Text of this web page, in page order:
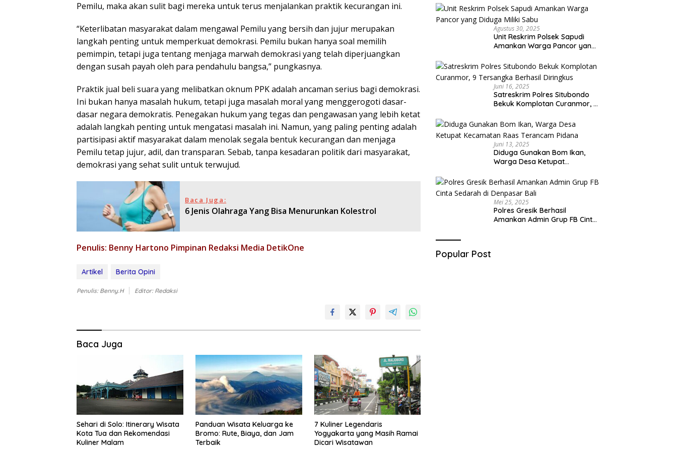
Pemilu, maka akan sulit bagi mereka untuk terus menjalankan praktik kecurangan ini.
“Keterlibatan masyarakat dalam mengawal Pemilu yang bersih dan jujur merupakan
langkah penting untuk memperkuat demokrasi. Pemilu bukan hanya soal memilih
pemimpin, tetapi juga tentang menjaga marwah demokrasi yang telah diperjuangkan
dengan susah payah oleh para pendahulu bangsa,” pungkasnya.
Praktik jual beli suara yang melibatkan oknum PPK adalah ancaman serius bagi demokrasi.
Ini bukan hanya masalah hukum, tetapi juga masalah moral yang menggerogoti dasar-
dasar negara demokratis. Penegakan hukum yang tegas dan pengawasan yang lebih ketat
adalah langkah penting untuk mengatasi masalah ini. Namun, yang paling penting adalah
partisipasi aktif masyarakat dalam menolak segala bentuk kecurangan dan menjaga
Pemilu tetap jujur, adil, dan transparan. Sebab, tanpa kesadaran politik dari masyarakat,
demokrasi yang sehat sulit untuk terwujud.
Baca Juga:
6 Jenis Olahraga Yang Bisa Menurunkan Kolestrol
Penulis: Benny Hartono Pimpinan Redaksi Media DetikOne
Artikel Berita Opini
Penulis: Benny.H Editor: Redaksi
Baca Juga
Sehari di Solo: Itinerary Wisata
Kota Tua dan Rekomendasi
Kuliner Malam
Panduan Wisata Keluarga ke
Bromo: Rute, Biaya, dan Jam
Terbaik
7 Kuliner Legendaris
Yogyakarta yang Masih Ramai
Dicari Wisatawan
Capai Miliaran Rupiah
Agustus 30, 2025
Unit Reskrim Polsek Sapudi
Amankan Warga Pancor yang
Juni 16, 2025
Satreskrim Polres Situbondo
Bekuk Komplotan Curanmor, 9
Juni 13, 2025
Diduga Gunakan Bom Ikan,
Warga Desa Ketupat
Pidana
Mei 25, 2025
Polres Gresik Berhasil
Amankan Admin Grup FB Cinta
Popular Post